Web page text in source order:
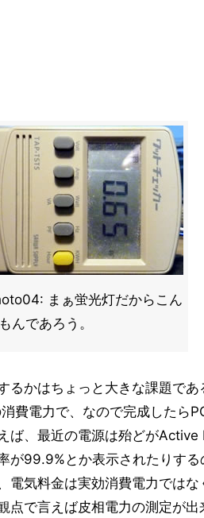
まぁ蛍光灯だからこん
んであろう。
るかはちょっと大きな課題で
費電力で、なので完成したら
ば、最近の電源は殆どがActive
が99.9%とか表示されたりす
電気料金は実効消費電力では
で言えば皮相電力の測定が出